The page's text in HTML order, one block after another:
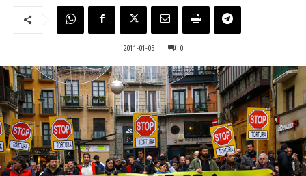
2011-01-05 0